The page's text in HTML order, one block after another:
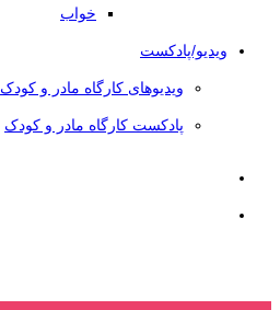
خواب
ویدیو/پادکست
ویدیوهای کارگاه مادر و کودک
پادکست کارگاه مادر و کودک